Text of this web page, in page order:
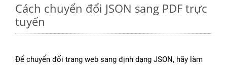
Cách chuyển đổi JSON sang PDF trực
tuyến
Để chuyển đổi trang web sang định dạng JSON, hãy làm